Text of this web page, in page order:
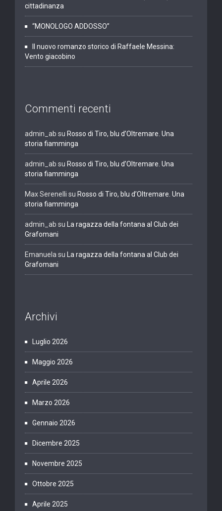
cittadinanza
“MONOLOGO ADDOSSO”
Il nuovo romanzo storico di Raffaele Messina:
Vento giacobino
Commenti recenti
admin_ab su Rosso di Tiro, blu d’Oltremare. Una
storia fiamminga
admin_ab su Rosso di Tiro, blu d’Oltremare. Una
storia fiamminga
Max Serenelli su Rosso di Tiro, blu d’Oltremare. Una
storia fiamminga
admin_ab su
La ragazza della fontana al Club dei
Grafomani
Emanuela su
La ragazza della fontana al Club dei
Grafomani
Archivi
Luglio 2026
Maggio 2026
Aprile 2026
Marzo 2026
Gennaio 2026
Dicembre 2025
Novembre 2025
Ottobre 2025
Aprile 2025